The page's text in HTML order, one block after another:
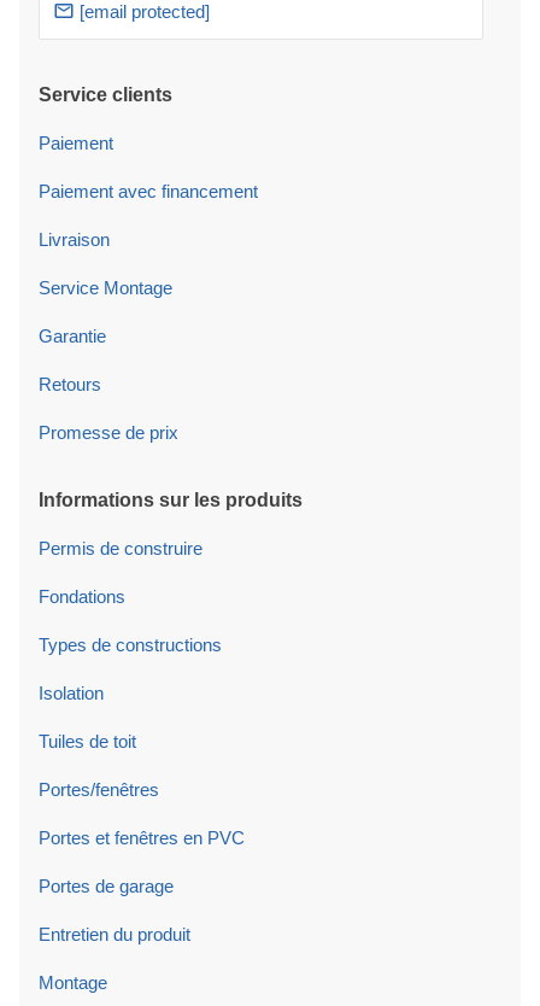
[email protected]
Service clients
Paiement
Paiement avec financement
Livraison
Service Montage
Garantie
Retours
Promesse de prix
Informations sur les produits
Permis de construire
Fondations
Types de constructions
Isolation
Tuiles de toit
Portes/fenêtres
Portes et fenêtres en PVC
Portes de garage
Entretien du produit
Montage